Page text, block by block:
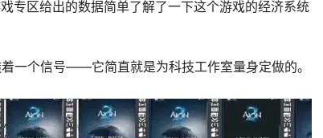
专区给出的数据简单了解了一下这个游戏的经济系统
一个信号——它简直就是为科技工作室量身定做的。